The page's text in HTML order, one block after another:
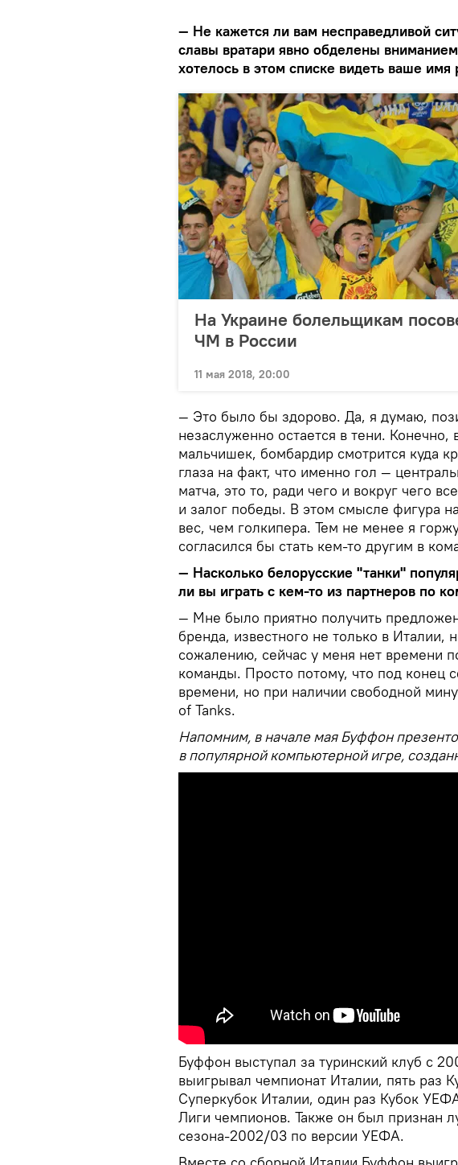
— Не кажется ли вам несправедливой
славы вратари явно обделены
хотелось в этом списке видеть ваше
На Украине болельщикам
ЧМ в России
11 мая 2018, 20:00
— Это было бы здорово. Да, я думаю,
незаслуженно остается в тени. Конечно,
мальчишек, бомбардир смотрится куда
глаза на факт, что именно гол —
матча, это то, ради чего и вокруг чего
и залог победы. В этом смысле фигура
вес, чем голкипера. Тем не менее я
согласился бы стать кем-то другим в
— Насколько белорусские "танки"
ли вы играть с кем-то из партнеров по
— Мне было приятно получить
бренда, известного не только в Италии,
сожалению, сейчас у меня нет времени
команды. Просто потому, что под конец
времени, но при наличии свободной
of Tanks.
Напомним, в начале мая Буффон
в популярной компьютерной игре,
Буффон выступал за туринский клуб с
выигрывал чемпионат Италии, пять раз
Суперкубок Италии, один раз Кубок
Лиги чемпионов. Также он был признан
сезона-2002/03 по версии УЕФА.